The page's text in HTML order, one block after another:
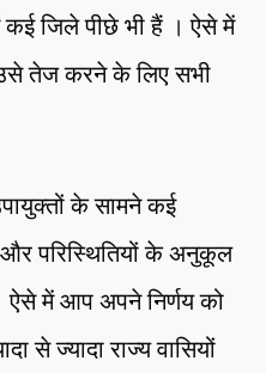
कई जिले पीछे भी हैं । ऐसे में
उसे तेज करने के लिए सभी
के सामने कई
और परिस्थितियों के अनुकूल
ऐसे में आप अपने निर्णय को
से ज्यादा राज्य वासियों